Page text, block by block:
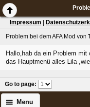
Impressum
Problem bei dem AFA Mod von
Hallo,hab da ein Problem
das Hauptmenü alles Lila
Go to page:
Menu